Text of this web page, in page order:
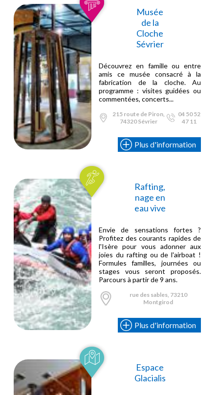
Musée
de la
Cloche
Sévrier
Découvrez en famille ou entre
amis ce musée consacré à la
fabrication de la cloche. Au
programme : visites guidées ou
commentées, concerts...
215 route de Piron,
74320 Sévrier
04 50 52
47 11
Plus d'information
Rafting,
nage en
eau vive
Envie de sensations fortes ?
Profitez des courants rapides de
l'Isère pour vous adonner aux
joies du rafting ou de l'airboat !
Formules familles, journées ou
stages vous seront proposés.
Parcours à partir de 9 ans.
rue des sables, 73210
Montgirod
Plus d'information
Espace
Glacialis